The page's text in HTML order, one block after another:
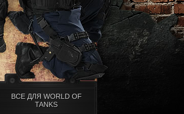
ВСЕ ДЛЯ WORLD OF
TANKS